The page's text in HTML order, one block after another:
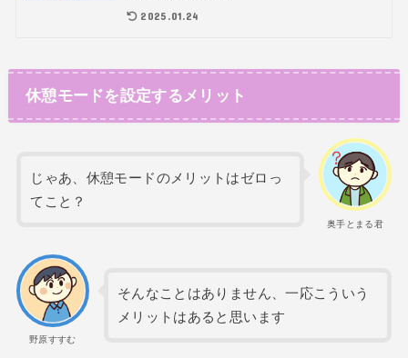
2025.01.24
休憩モードを設定するメリット
奥手とまる君
じゃあ、休憩モードのメリットはゼロっ
てこと？
野原すすむ
そんなことはありません、一応こういう
メリットはあると思います